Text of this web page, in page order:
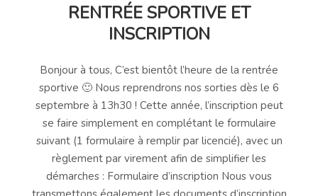
RENTRÉE SPORTIVE ET
INSCRIPTION
Bonjour à tous, C’est bientôt l’heure de la rentrée
sportive 🙂 Nous reprendrons nos sorties dès le 6
septembre à 13h30 ! Cette année, l’inscription peut
se faire simplement en complétant le formulaire
suivant (1 formulaire à remplir par licencié), avec un
règlement par virement afin de simplifier les
démarches : Formulaire d’inscription Nous vous